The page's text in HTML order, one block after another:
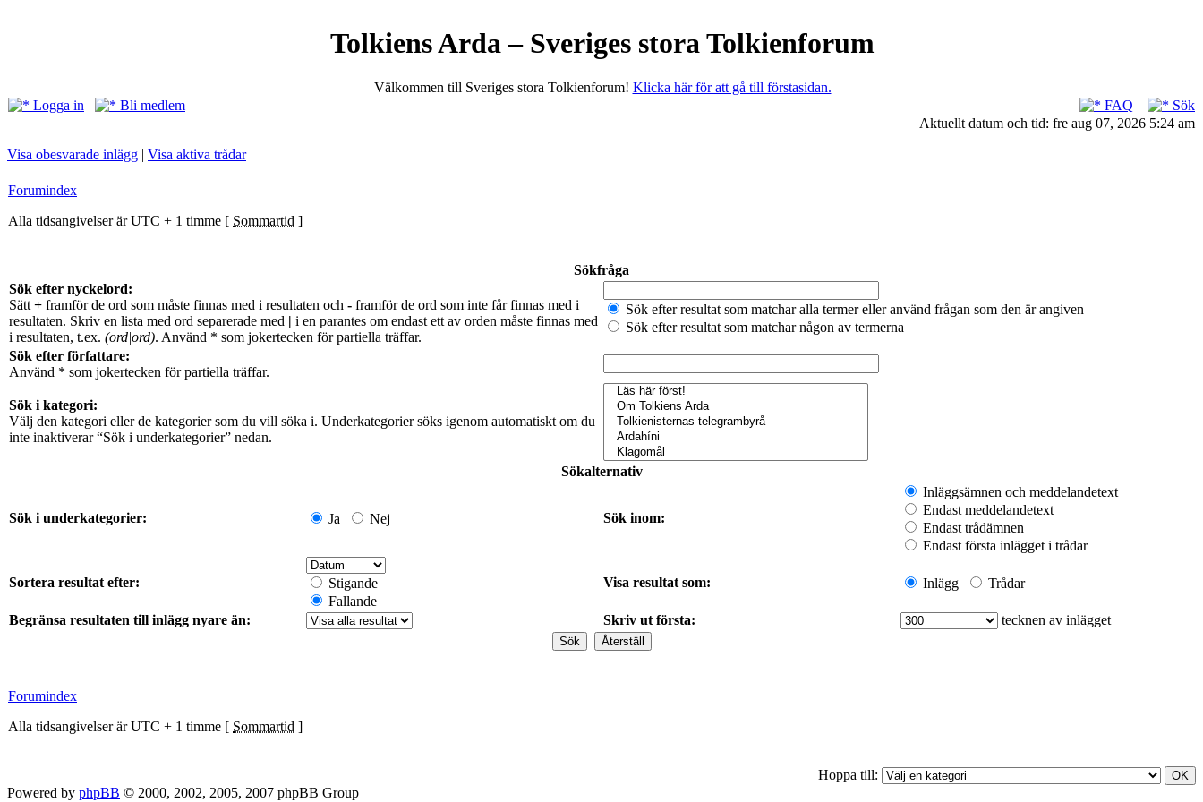
Tolkiens Arda – Sveriges stora Tolkienforum
Välkommen till Sveriges stora Tolkienforum! Klicka här för att gå till förstasidan.
Logga in
Bli medlem FAQ
Sök
Aktuellt datum och tid: fre aug 07, 2026 5:24 am
Visa obesvarade inlägg | Visa aktiva trådar
Forumindex
Alla tidsangivelser är UTC + 1 timme [ Sommartid ]
Sökfråga
Sök efter nyckelord:
Sätt + framför de ord som måste finnas med i resultaten och - framför de ord som inte får finnas med i
resultaten. Skriv en lista med ord separerade med | i en parantes om endast ett av orden måste finnas med
i resultaten, t.ex. (ord|ord). Använd * som jokertecken för partiella träffar.
Sök efter resultat som matchar alla termer eller använd frågan som den är angiven
Sök efter resultat som matchar någon av termerna
Sök efter författare:
Använd * som jokertecken för partiella träffar.
Sök i kategori:
Välj den kategori eller de kategorier som du vill söka i. Underkategorier söks igenom automatiskt om du
inte inaktiverar “Sök i underkategorier” nedan.
Sökalternativ
Sök i underkategorier: Ja Nej Sök inom:
Inläggsämnen och meddelandetext
Endast meddelandetext
Endast trådämnen
Endast första inlägget i trådar
Sortera resultat efter:
Stigande
Fallande
Visa resultat som: Inlägg Trådar
Begränsa resultaten till inlägg nyare än: Skriv ut första: tecknen av inlägget
Forumindex
Alla tidsangivelser är UTC + 1 timme [ Sommartid ]
Hoppa till:
Powered by phpBB © 2000, 2002, 2005, 2007 phpBB Group